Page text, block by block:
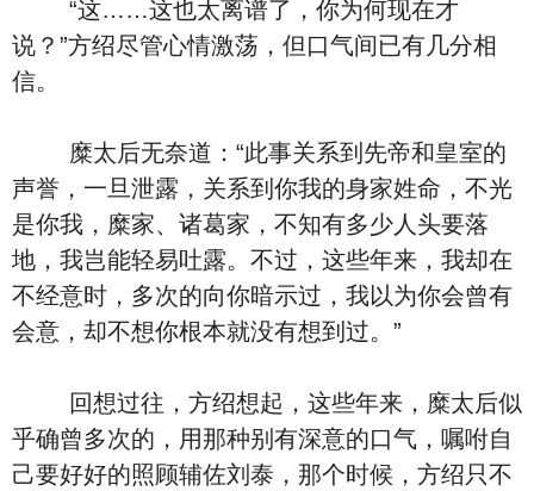
“这……这也太离谱了，你为何现在才
说？”方绍尽管心情激荡，但口气间已有几分相
信。
糜太后无奈道：“此事关系到先帝和皇室的
声誉，一旦泄露，关系到你我的身家姓命，不光
是你我，糜家、诸葛家，不知有多少人头要落
地，我岂能轻易吐露。不过，这些年来，我却在
不经意时，多次的向你暗示过，我以为你会曾有
会意，却不想你根本就没有想到过。”
回想过往，方绍想起，这些年来，糜太后似
乎确曾多次的，用那种别有深意的口气，嘱咐自
己要好好的照顾辅佐刘泰，那个时候，方绍只不